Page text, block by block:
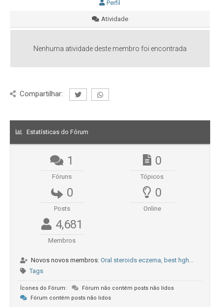
Perfil
Atividade
Nenhuma atividade deste membro foi encontrada
Compartilhar:
Estatísticas do Fórum
1
Fóruns
0
Tópicos
0
Posts
0
Online
4,681
Membros
Novos novos membros: Oral steroids eczema, best hgh...
Tags
Ícones do Fórum:
Fórum não contém posts não lidos
Fórum contém posts não lidos